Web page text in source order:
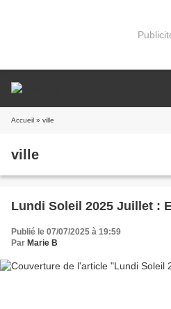
Accueil » ville
ville
Lundi Soleil 2025 Juillet :
Publié le 07/07/2025 à 19:59
Par Marie B